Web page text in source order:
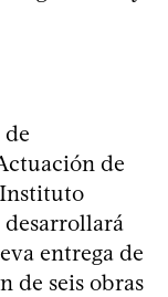
de
desarrollará
entrega de
de seis obras